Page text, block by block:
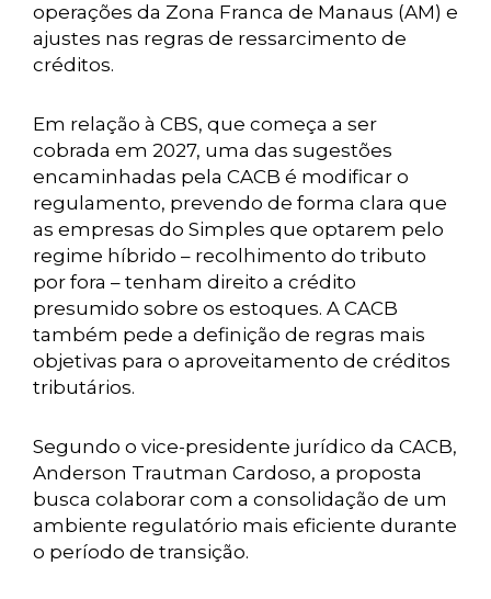
operações da Zona Franca de Manaus (AM) e
ajustes nas regras de ressarcimento de
créditos.
Em relação à CBS, que começa a ser
cobrada em 2027, uma das sugestões
encaminhadas pela CACB é modificar o
regulamento, prevendo de forma clara que
as empresas do Simples que optarem pelo
regime híbrido – recolhimento do tributo
por fora – tenham direito a crédito
presumido sobre os estoques. A CACB
também pede a definição de regras mais
objetivas para o aproveitamento de créditos
tributários.
Segundo o vice-presidente jurídico da CACB,
Anderson Trautman Cardoso, a proposta
busca colaborar com a consolidação de um
ambiente regulatório mais eficiente durante
o período de transição.